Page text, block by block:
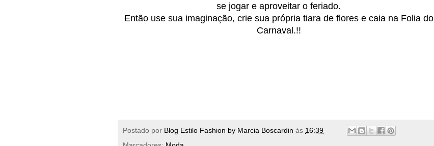
se jogar e aproveitar o feriado.
Então use sua imaginação, crie sua própria tiara de flores e caia na Folia do
Carnaval.!!
Postado por Blog Estilo Fashion by Marcia Boscardin às 16:39